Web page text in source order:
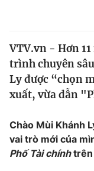
Thế giới
Tin tức
Thế giới đó đây
Câu chuyện quốc
Tài chính
Thị trường
Dữ liệu và đời
VTV.vn - Hơn
trình chuyên
Ly được “chọn
xuất, vừa dẫn
Chào Mùi Khánh
vai trò mới của
Phố Tài chínhtrên